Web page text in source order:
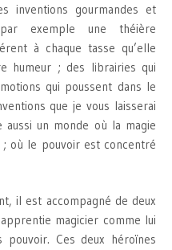
inventions gourmandes et
exemple une théière
à chaque tasse qu’elle
humeur ; des librairies qui
qui poussent dans le
que je vous laisserai
aussi un monde où la magie
où le pouvoir est concentré
il est accompagné de deux
magicier comme lui
pouvoir. Ces deux héroïnes